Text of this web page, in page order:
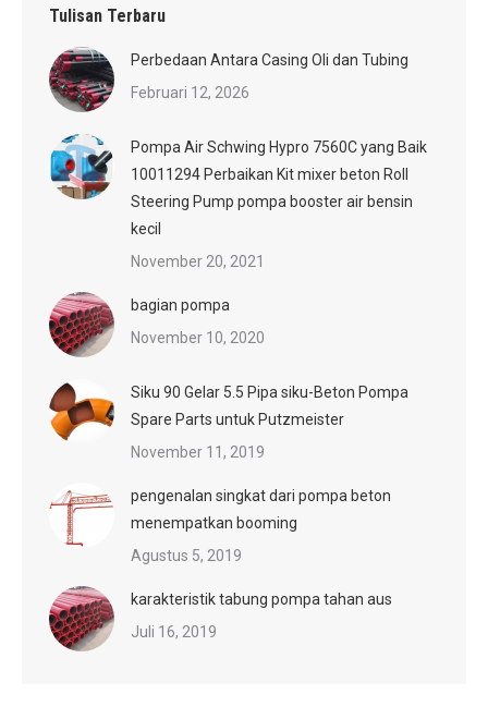
Tulisan Terbaru
Perbedaan Antara Casing Oli dan Tubing
Februari 12, 2026
Pompa Air Schwing Hypro 7560C yang Baik
10011294 Perbaikan Kit mixer beton Roll
Steering Pump pompa booster air bensin
kecil
November 20, 2021
bagian pompa
November 10, 2020
Siku 90 Gelar 5.5 Pipa siku-Beton Pompa
Spare Parts untuk Putzmeister
November 11, 2019
pengenalan singkat dari pompa beton
menempatkan booming
Agustus 5, 2019
karakteristik tabung pompa tahan aus
Juli 16, 2019